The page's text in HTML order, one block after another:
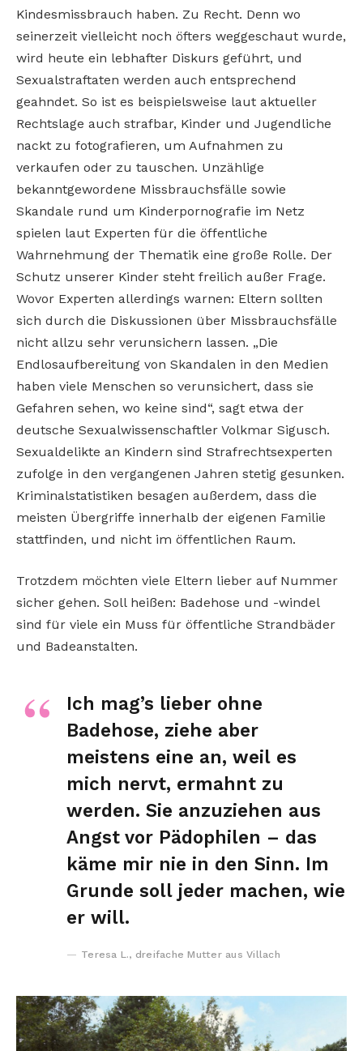
Kindesmissbrauch haben. Zu Recht. Denn wo
seinerzeit vielleicht noch öfters weggeschaut wurde,
wird heute ein lebhafter Diskurs geführt, und
Sexualstraftaten werden auch entsprechend
geahndet. So ist es beispielsweise laut aktueller
Rechtslage auch strafbar, Kinder und Jugendliche
nackt zu fotografieren, um Aufnahmen zu
verkaufen oder zu tauschen. Unzählige
bekanntgewordene Missbrauchsfälle sowie
Skandale rund um Kinderpornografie im Netz
spielen laut Experten für die öffentliche
Wahrnehmung der Thematik eine große Rolle. Der
Schutz unserer Kinder steht freilich außer Frage.
Wovor Experten allerdings warnen: Eltern sollten
sich durch die Diskussionen über Missbrauchsfälle
nicht allzu sehr verunsichern lassen. „Die
Endlosaufbereitung von Skandalen in den Medien
haben viele Menschen so verunsichert, dass sie
Gefahren sehen, wo keine sind“, sagt etwa der
deutsche Sexualwissenschaftler Volkmar Sigusch.
Sexualdelikte an Kindern sind Strafrechtsexperten
zufolge in den vergangenen Jahren stetig gesunken.
Kriminalstatistiken besagen außerdem, dass die
meisten Übergriffe innerhalb der eigenen Familie
stattfinden, und nicht im öffentlichen Raum.
Trotzdem möchten viele Eltern lieber auf Nummer
sicher gehen. Soll heißen: Badehose und -windel
sind für viele ein Muss für öffentliche Strandbäder
und Badeanstalten.
Ich mag’s lieber ohne
Badehose, ziehe aber
meistens eine an, weil es
mich nervt, ermahnt zu
werden. Sie anzuziehen aus
Angst vor Pädophilen – das
käme mir nie in den Sinn. Im
Grunde soll jeder machen, wie
er will.
Teresa L., dreifache Mutter aus Villach